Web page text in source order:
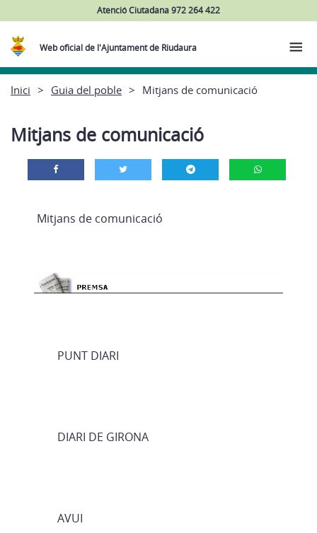
Atenció Ciutadana 972 264 422
Web oficial de l'Ajuntament de Riudaura
Inici Guia del poble Mitjans de comunicació
Mitjans de comunicació
Mitjans de comunicació
PUNT DIARI
DIARI DE GIRONA
AVUI